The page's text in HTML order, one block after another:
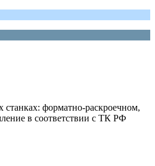
форматно-раскроечном,
в соответствии с ТК РФ